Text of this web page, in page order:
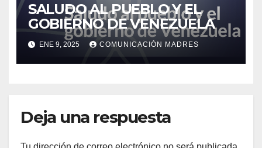
SALUDO AL PUEBLO Y EL
GOBIERNO DE VENEZUELA
ENE 9, 2025 COMUNICACIÓN MADRES
Deja una respuesta